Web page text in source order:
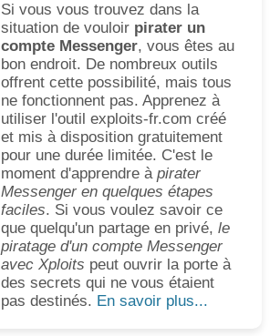
Si vous vous trouvez dans la
situation de vouloir pirater un
compte Messenger, vous êtes au
bon endroit. De nombreux outils
offrent cette possibilité, mais tous
ne fonctionnent pas. Apprenez à
utiliser l'outil exploits-fr.com créé
et mis à disposition gratuitement
pour une durée limitée. C'est le
moment d'apprendre à pirater
Messenger en quelques étapes
faciles. Si vous voulez savoir ce
que quelqu'un partage en privé, le
piratage d'un compte Messenger
avec Xploits peut ouvrir la porte à
des secrets qui ne vous étaient
pas destinés. En savoir plus...